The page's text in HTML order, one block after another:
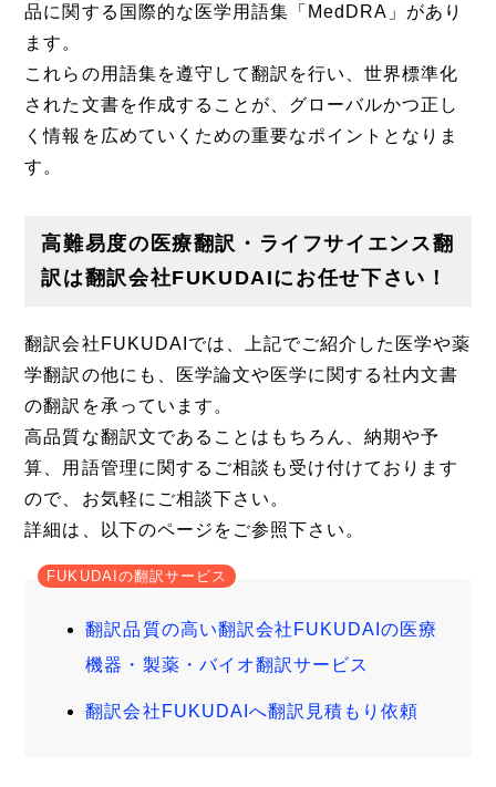
品に関する国際的な医学用語集「MedDRA」があり
ます。
これらの用語集を遵守して翻訳を行い、世界標準化
された文書を作成することが、グローバルかつ正し
く情報を広めていくための重要なポイントとなりま
す。
高難易度の医療翻訳・ライフサイエンス翻
訳は翻訳会社FUKUDAIにお任せ下さい！
翻訳会社FUKUDAIでは、上記でご紹介した医学や薬
学翻訳の他にも、医学論文や医学に関する社内文書
の翻訳を承っています。
高品質な翻訳文であることはもちろん、納期や予
算、用語管理に関するご相談も受け付けております
ので、お気軽にご相談下さい。
詳細は、以下のページをご参照下さい。
FUKUDAIの翻訳サービス
翻訳品質の高い翻訳会社FUKUDAIの医療
機器・製薬・バイオ翻訳サービス
翻訳会社FUKUDAIへ翻訳見積もり依頼